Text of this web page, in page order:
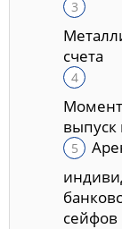
счета
выпуск
сейфов